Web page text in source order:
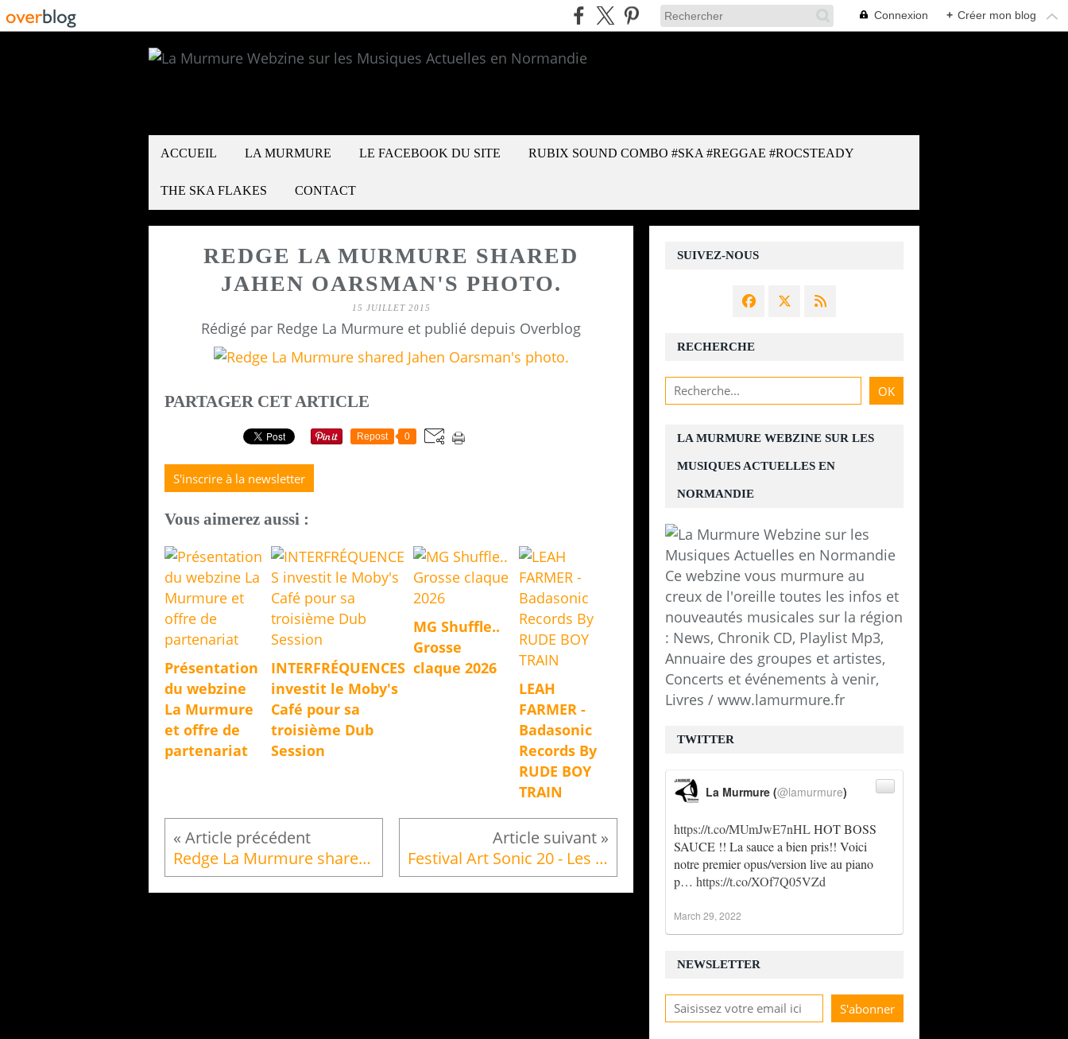
Connexion + Créer mon blog
ACCUEIL LA MURMURE LE FACEBOOK DU SITE RUBIX SOUND COMBO #SKA #REGGAE #ROCSTEADY
THE SKA FLAKES CONTACT
REDGE LA MURMURE SHARED
JAHEN OARSMAN'S PHOTO.
15 JUILLET 2015
Rédigé par Redge La Murmure et publié depuis Overblog
PARTAGER CET ARTICLE
Repost 0
S'inscrire à la newsletter
Vous aimerez aussi :
Présentation
du webzine
La Murmure
et offre de
partenariat
INTERFRÉQUENCES
investit le Moby's
Café pour sa
troisième Dub
Session
MG Shuffle..
Grosse
claque 2026
LEAH
FARMER -
Badasonic
Records By
RUDE BOY
TRAIN
Redge La Murmure shared Festival de l'image Voyage... Festival Art Sonic 20 - Les 24 & 25 Juillet 2015 - Briouze (61) - Venir à Briouze
NEWSLETTER
SUIVEZ-NOUS
RECHERCHE
LA MURMURE WEBZINE SUR LES
MUSIQUES ACTUELLES EN
NORMANDIE
Ce webzine vous murmure au
creux de l'oreille toutes les infos et
nouveautés musicales sur la région
: News, Chronik CD, Playlist Mp3,
Annuaire des groupes et artistes,
Concerts et événements à venir,
Livres / www.lamurmure.fr
TWITTER
https://t.co/MUmJwE7nHLHOT BOSS
SAUCE !! La sauce a bien pris!! Voici
notre premier opus/version live au piano
p… https://t.co/XOf7Q05VZd
La Murmure (@lamurmure)
March 29, 2022